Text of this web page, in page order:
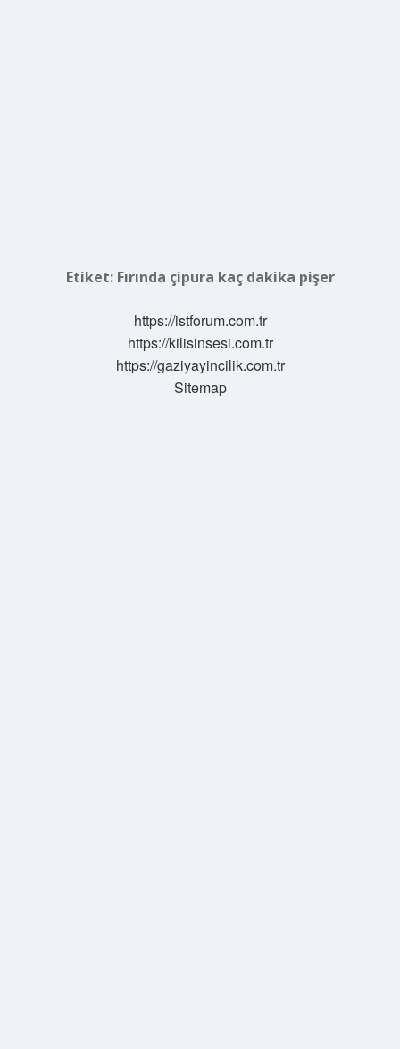
Etiket: Fırında çipura kaç dakika pişer
https://istforum.com.tr
https://kilisinsesi.com.tr
https://gaziyayincilik.com.tr
Sitemap